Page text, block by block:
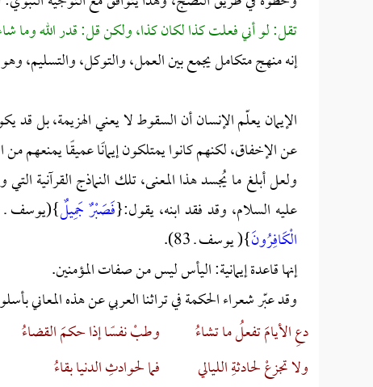
تقل: لو أني فعلت كذا لكان كذا، ولكن قل: قدر الله وما
إنه منهج متكامل يجمع بين العمل، والتوكل، والتسليم،
الإيمان يعلّم الإنسان أن السقوط لا يعني الهزيمة، بل
عن الإخفاق، لكنهم كانوا يمتلكون إيمانًا عميقًا يمنعهم
ولعل أبلغ ما يُجسد هذا المعنى، تلك النماذج القرآنية
عليه السلام، وقد فقد ابنه، يقول:{فَصَبْرٌ جَمِيلٌ}(يوسف ـ 18)، ثم يبلغ ذروة الأمل بقوله:{
الْكَافِرُونَ}( يوسف ـ 83).
إنها قاعدة إيمانية: اليأس ليس من صفات المؤمنين.
وقد عبّر شعراء الحكمة في تراثنا العربي عن هذه المعاني
دعِ الأيامَ تفعلُ ما تشاءُ
وطبْ نفسًا إذا حكمَ القضاءُ
ولا تجزعْ لحادثةِ الليالي
فما لحوادثِ الدنيا بقاءُ